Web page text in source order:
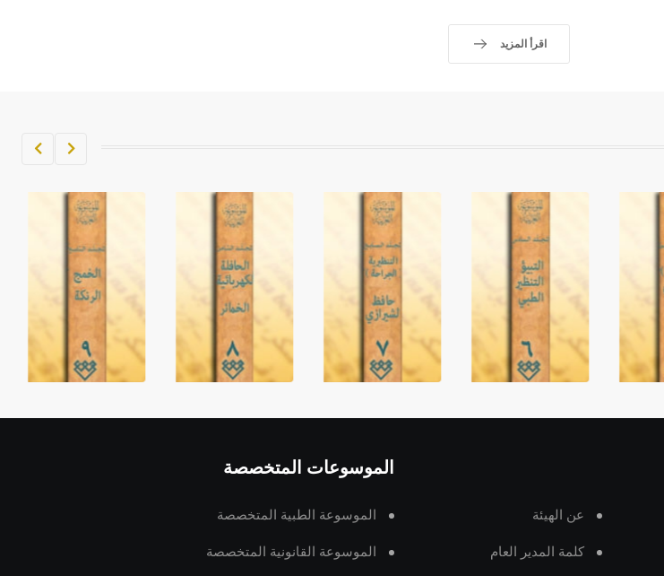
اقرأ المزيد
عن الهيئة
كلمة المدير العام
الموسوعات المتخصصة
الموسوعة الطبية المتخصصة
الموسوعة القانونية المتخصصة